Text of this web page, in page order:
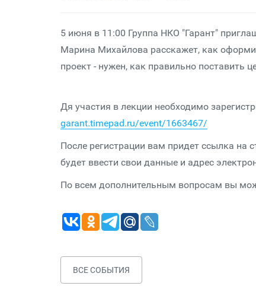
5 июня в 11:00 Группа НКО "Гарант"
Марина Михайлова расскажет, как
проект - нужен, как правильно поставить
Дя участия в лекции необходимо
garant.timepad.ru/event/1663467/
После регистрации вам придет ссылка
будет ввести свои данные и адрес
По всем дополнительным вопросам вы
ВСЕ СОБЫТИЯ